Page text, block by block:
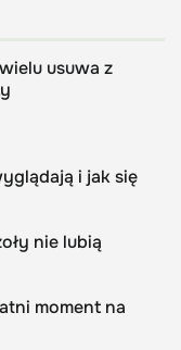
usuwa z
i jak się
nie lubią
moment na